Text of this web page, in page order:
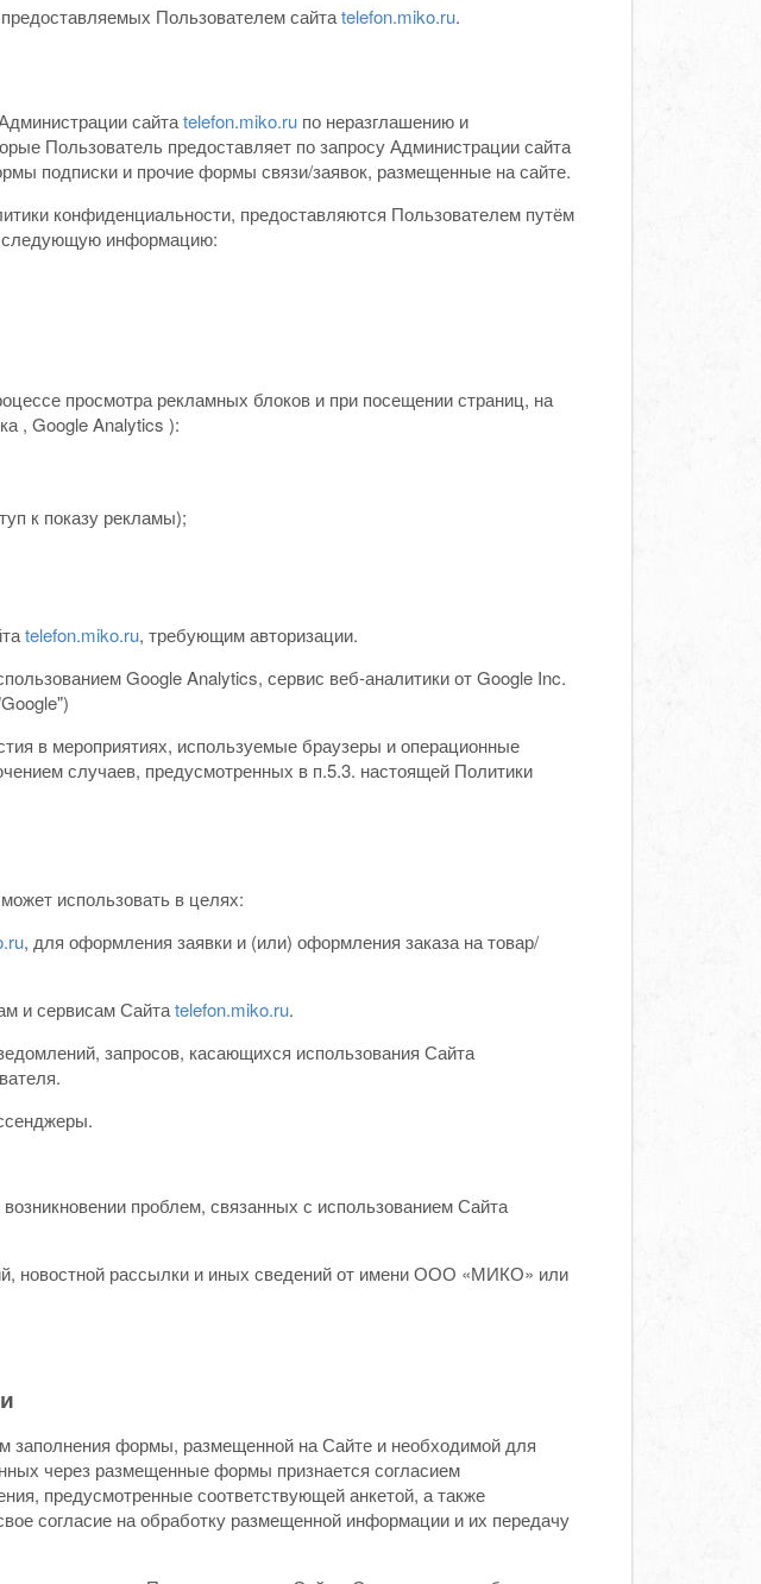
Пользователем сайтаtelefon.miko.ru.
сайтаtelefon.miko.ruпо неразглашению и
Пользователь предоставляет по запросу Администрации сайта
подписки и прочие формы связи/заявок, размещенные на сайте.
конфиденциальности, предоставляются Пользователем путём
информацию:
просмотра рекламных блоков и при посещении страниц, на
, Google Analytics ):
к показу рекламы);
telefon.miko.ru, требующим авторизации.
Google Analytics, сервис веб-аналитики от Google Inc.
в мероприятиях, используемые браузеры и операционные
случаев, предусмотренных в п.5.3. настоящей Политики
использовать в целях:
, для оформления заявки и (или) оформления заказа на товар/
и сервисам Сайтаtelefon.miko.ru.
запросов, касающихся использования Сайта
проблем, связанных с использованием Сайта
новостной рассылки и иных сведений от имени ООО «МИКО» или
заполнения формы, размещенной на Сайте и необходимой для
через размещенные формы признается согласием
предусмотренные соответствующей анкетой, а также
согласие на обработку размещенной информации и их передачу